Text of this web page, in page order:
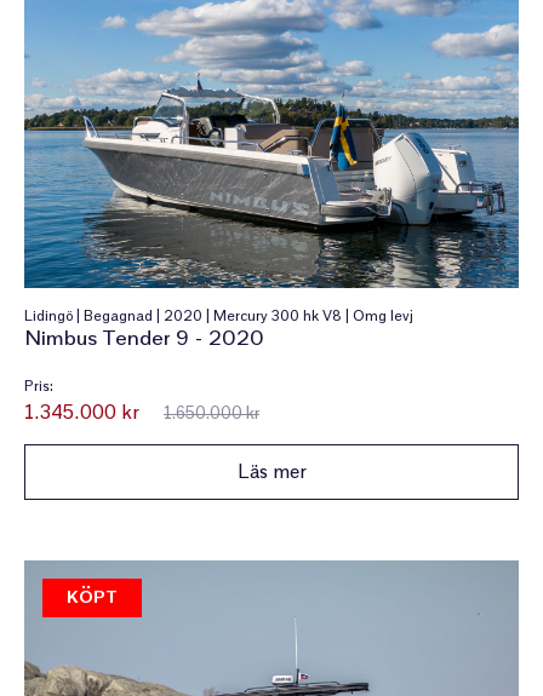
Lidingö | Begagnad | 2020 | Mercury 300 hk V8 | Omg levj
Nimbus Tender 9 - 2020
Pris:
1.345.000 kr 1.650.000 kr
Läs mer
KÖPT